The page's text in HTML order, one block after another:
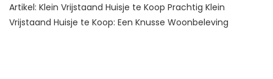
Artikel: Klein Vrijstaand Huisje te Koop Prachtig Klein
Vrijstaand Huisje te Koop: Een Knusse Woonbeleving